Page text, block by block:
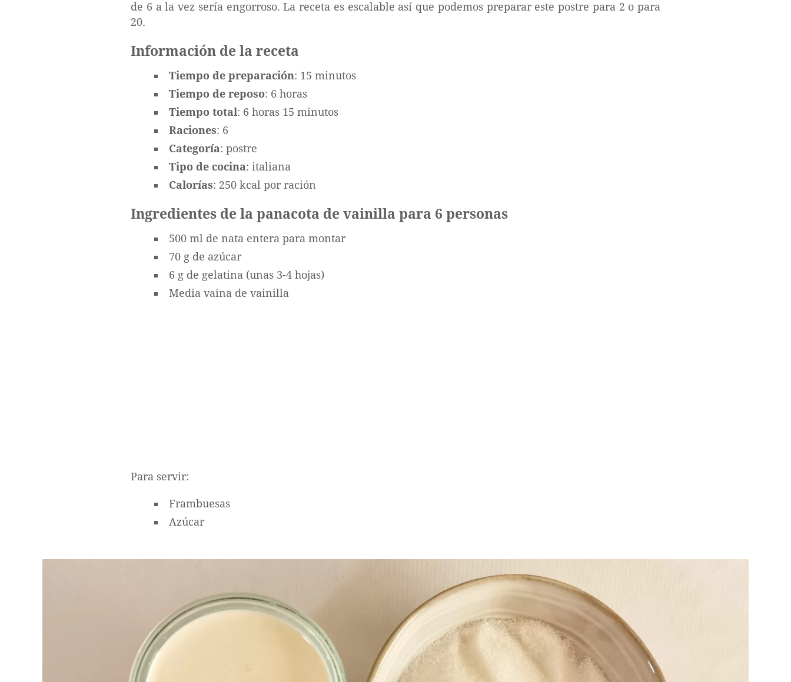
de 6 a la vez sería engorroso. La receta es escalable así que podemos preparar este postre para 2 o para
20.
Información de la receta
Tiempo de preparación: 15 minutos
Tiempo de reposo: 6 horas
Tiempo total: 6 horas 15 minutos
Raciones: 6
Categoría: postre
Tipo de cocina: italiana
Calorías: 250 kcal por ración
Ingredientes de la panacota de vainilla para 6 personas
500 ml de nata entera para montar
70 g de azúcar
6 g de gelatina (unas 3-4 hojas)
Media vaina de vainilla
Para servir:
Frambuesas
Azúcar